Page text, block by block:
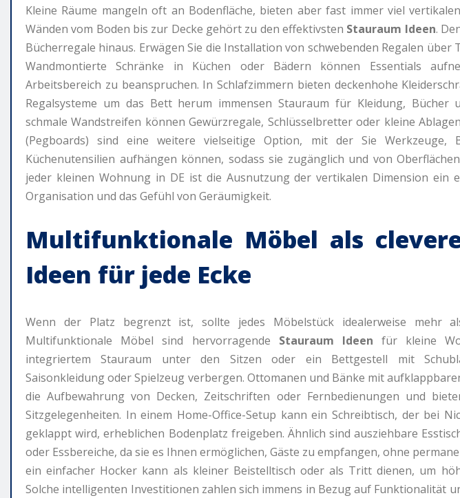
Kleine Räume mangeln oft an Bodenfläche, bieten aber fast immer viel
Wänden vom Boden bis zur Decke gehört zu den effektivsten Stauraum Ideen.
Bücherregale hinaus. Erwägen Sie die Installation von schwebenden Regalen über
Wandmontierte Schränke in Küchen oder Bädern können Essentials
Arbeitsbereich zu beanspruchen. In Schlafzimmern bieten deckenhohe
Regalsysteme um das Bett herum immensen Stauraum für Kleidung, Bücher
schmale Wandstreifen können Gewürzregale, Schlüsselbretter oder kleine
(Pegboards) sind eine weitere vielseitige Option, mit der Sie Werkzeuge,
Küchenutensilien aufhängen können, sodass sie zugänglich und von
jeder kleinen Wohnung in DE ist die Ausnutzung der vertikalen Dimension ein
Organisation und das Gefühl von Geräumigkeit.
Multifunktionale Möbel als
Ideen für jede Ecke
Wenn der Platz begrenzt ist, sollte jedes Möbelstück idealerweise mehr
Multifunktionale Möbel sind hervorragende Stauraum Ideen für kleine
integriertem Stauraum unter den Sitzen oder ein Bettgestell mit
Saisonkleidung oder Spielzeug verbergen. Ottomanen und Bänke mit
die Aufbewahrung von Decken, Zeitschriften oder Fernbedienungen und
Sitzgelegenheiten. In einem Home-Office-Setup kann ein Schreibtisch, der bei
geklappt wird, erheblichen Bodenplatz freigeben. Ähnlich sind ausziehbare
oder Essbereiche, da sie es Ihnen ermöglichen, Gäste zu empfangen, ohne
ein einfacher Hocker kann als kleiner Beistelltisch oder als Tritt dienen, um
Solche intelligenten Investitionen zahlen sich immens in Bezug auf Funktionalität